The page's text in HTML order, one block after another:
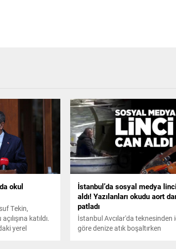
okul
Tekin,
katıldı.
yerel
İstanbul’da sosyal medya
aldı! Yazılanları okudu aort
patladı
İstanbul Avcılar'da teknesinden
göre denize atık boşaltırken